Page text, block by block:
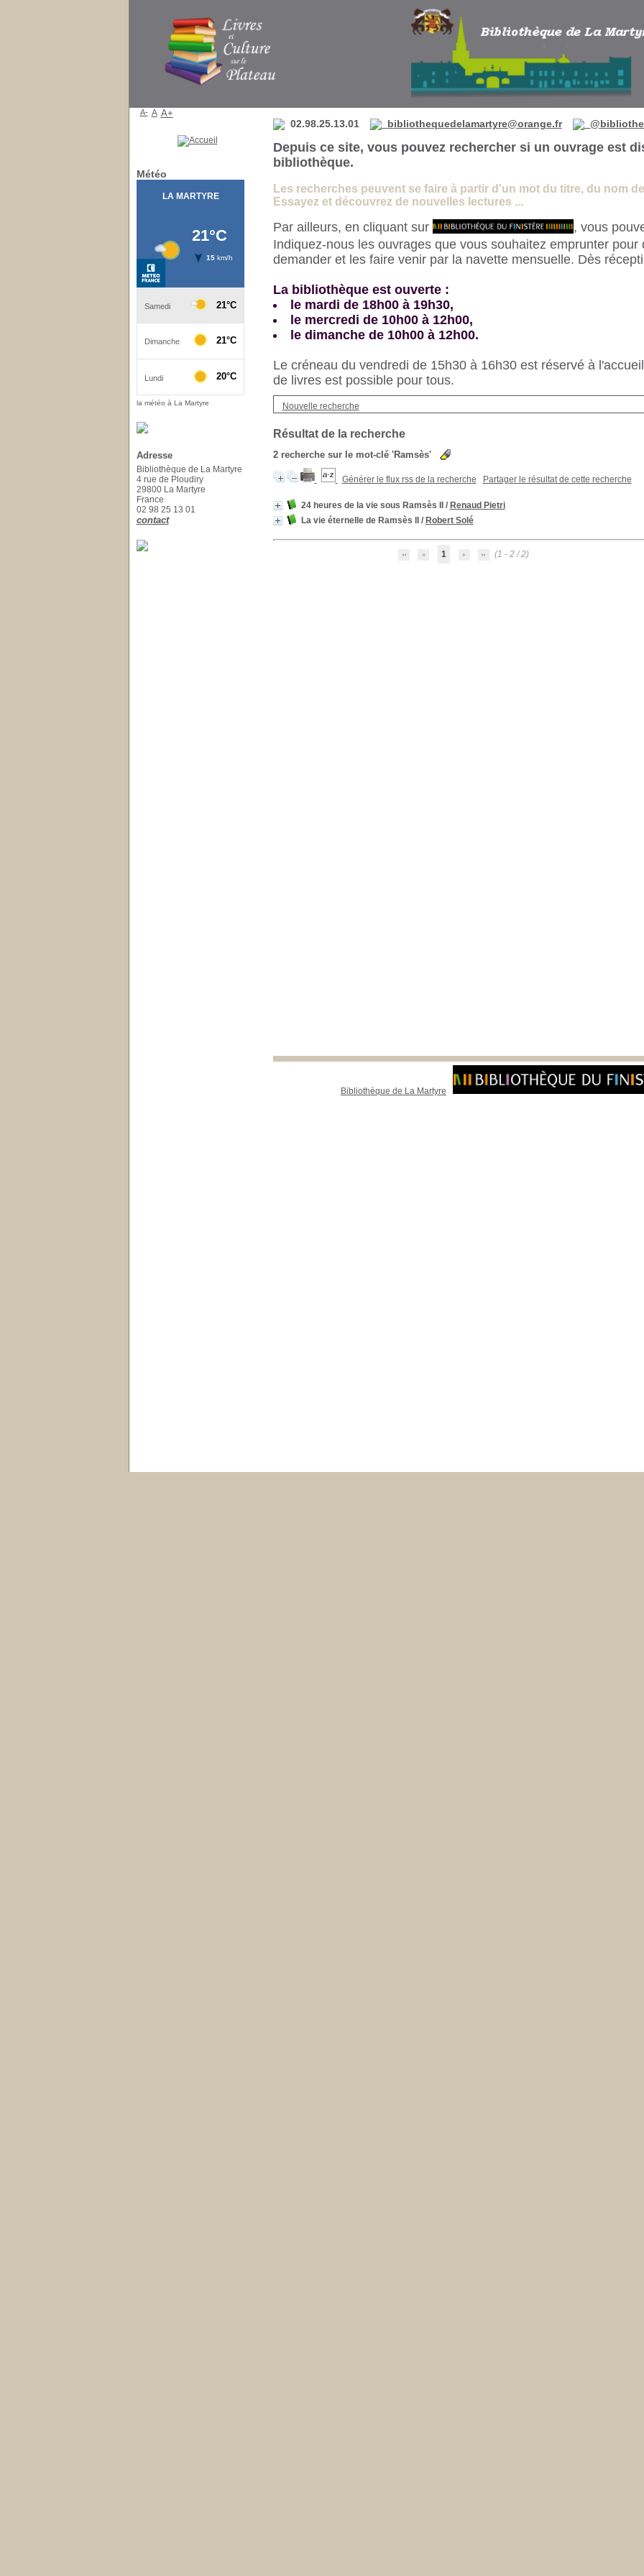
Les recherches peuvent se faire à partir d'un mot du titre, du nom
Essayez et découvrez de nouvelles lectures ...
Par ailleurs, en cliquant sur
, vous
Indiquez-nous les ouvrages que vous souhaitez emprunter pour
demander et les faire venir par la navette mensuelle. Dès
La bibliothèque est ouverte :
le mardi de 18h00 à 19h30,
le mercredi de 10h00 à 12h00,
le dimanche de 10h00 à 12h00.
Le créneau du vendredi de 15h30 à 16h30 est réservé à
de livres est possible pour tous.
Nouvelle recherche
Résultat de la recherche
2recherche sur le mot-clé 'Ramsès'
Générer le flux rss de la recherche Partager le résultat de cette recherche
24 heures de la vie sous Ramsès II / Renaud Pietri
La vie éternelle de Ramsès II
/ Robert Solé
1 (1 - 2 / 2)
Bibliothèque de La Martyre
02.98.25.13.01 bibliothequedelamartyre@orange.fr
Depuis ce site, vous pouvez rechercher si un ouvrage est
bibliothèque.
A- A A+
Météo
la météo à La Martyre
Adresse
Bibliothèque de La Martyre
4 rue de Ploudiry
29800 La Martyre
France
02 98 25 13 01
contact